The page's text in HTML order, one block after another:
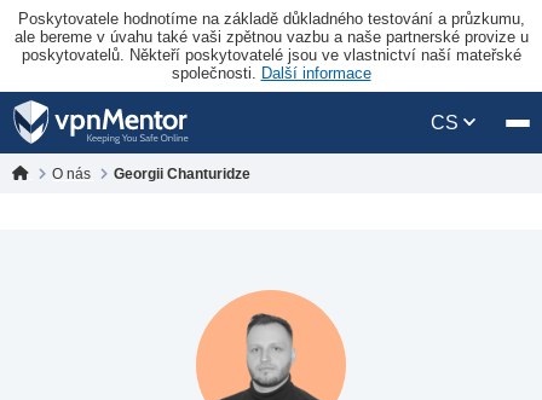
Poskytovatele hodnotíme na základě důkladného testování a průzkumu,
ale bereme v úvahu také vaši zpětnou vazbu a naše partnerské provize u
poskytovatelů. Někteří poskytovatelé jsou ve vlastnictví naší mateřské
společnosti. Další informace
CS
O nás Georgii Chanturidze